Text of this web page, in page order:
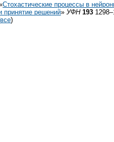
Стохастические процессы в
принятие решений»УФН 193
все)